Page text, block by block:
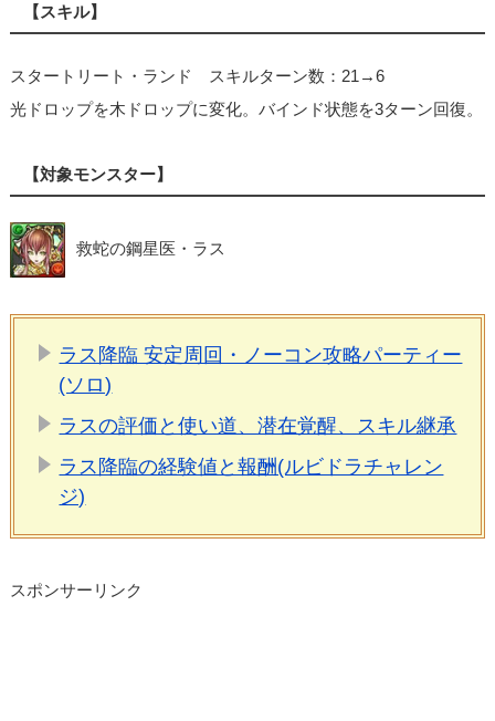
【スキル】
スタートリート・ランド スキルターン数：21→6
光ドロップを木ドロップに変化。バインド状態を3ターン回復。
【対象モンスター】
救蛇の鋼星医・ラス
ラス降臨 安定周回・ノーコン攻略パーティー
(ソロ)
ラスの評価と使い道、潜在覚醒、スキル継承
ラス降臨の経験値と報酬(ルビドラチャレン
ジ)
スポンサーリンク